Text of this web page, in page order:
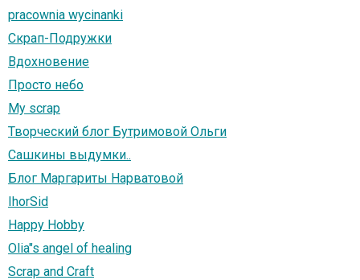
pracownia wycinanki
Скрап-Подружки
Вдохновение
Просто небо
My scrap
Творческий блог Бутримовой Ольги
Сашкины выдумки..
Блог Маргариты Нарватовой
IhorSid
Happy Hobby
Olia"s angel of healing
Scrap and Craft